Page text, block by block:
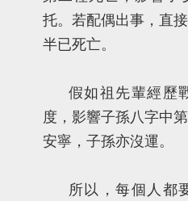
托。若配偶出事，直
半已死亡。
假如祖先輩經歷
度，影響子孫八字中
安寧，子孫亦沒運。
所以，每個人都